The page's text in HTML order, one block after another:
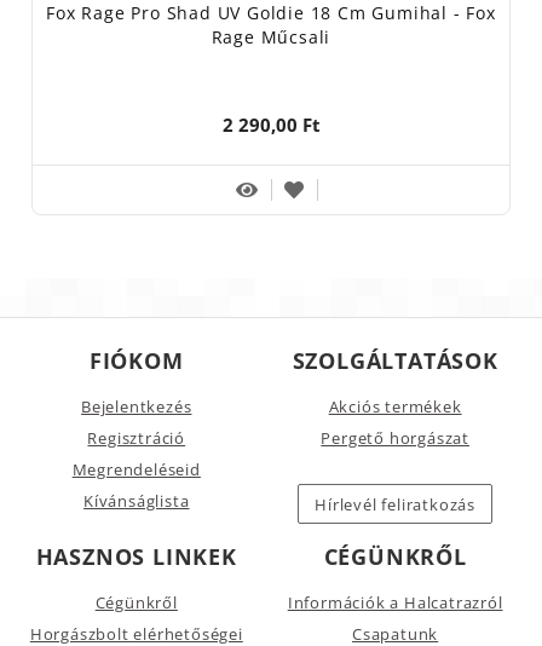
Fox Rage Pro Shad UV Goldie 18 Cm Gumihal - Fox
Rage Műcsali
2 290,00 Ft
FIÓKOM
Bejelentkezés
Regisztráció
Megrendeléseid
Kívánságlista
SZOLGÁLTATÁSOK
Akciós termékek
Pergető horgászat
Hírlevél feliratkozás
HASZNOS LINKEK
Cégünkről
Horgászbolt elérhetőségei
CÉGÜNKRŐL
Információk a Halcatrazról
Csapatunk